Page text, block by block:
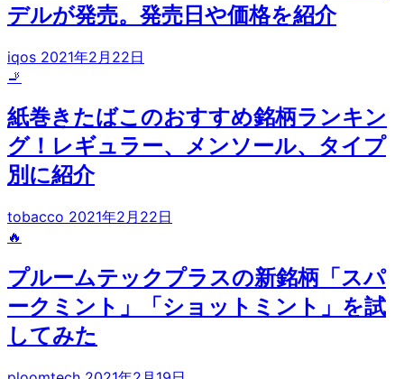
デルが発売。発売日や価格を紹介
iqos 2021年2月22日
🚬
紙巻きたばこのおすすめ銘柄ランキン
グ！レギュラー、メンソール、タイプ
別に紹介
tobacco 2021年2月22日
🔥
プルームテックプラスの新銘柄「スパ
ークミント」「ショットミント」を試
してみた